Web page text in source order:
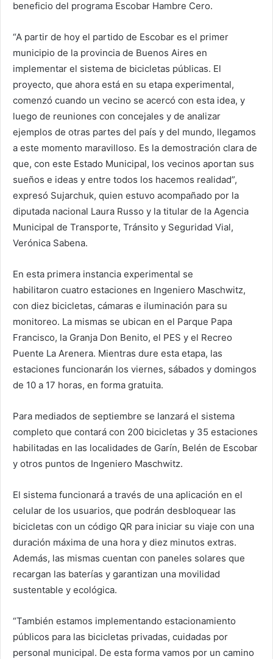
beneficio del programa Escobar Hambre Cero.
“A partir de hoy el partido de Escobar es el primer
municipio de la provincia de Buenos Aires en
implementar el sistema de bicicletas públicas. El
proyecto, que ahora está en su etapa experimental,
comenzó cuando un vecino se acercó con esta idea, y
luego de reuniones con concejales y de analizar
ejemplos de otras partes del país y del mundo, llegamos
a este momento maravilloso. Es la demostración clara de
que, con este Estado Municipal, los vecinos aportan sus
sueños e ideas y entre todos los hacemos realidad”,
expresó Sujarchuk, quien estuvo acompañado por la
diputada nacional Laura Russo y la titular de la Agencia
Municipal de Transporte, Tránsito y Seguridad Vial,
Verónica Sabena.
En esta primera instancia experimental se
habilitaron cuatro estaciones en Ingeniero Maschwitz,
con diez bicicletas, cámaras e iluminación para su
monitoreo. La mismas se ubican en el Parque Papa
Francisco, la Granja Don Benito, el PES y el Recreo
Puente La Arenera. Mientras dure esta etapa, las
estaciones funcionarán los viernes, sábados y domingos
de 10 a 17 horas, en forma gratuita.
Para mediados de septiembre se lanzará el sistema
completo que contará con 200 bicicletas y 35 estaciones
habilitadas en las localidades de Garín, Belén de Escobar
y otros puntos de Ingeniero Maschwitz.
El sistema funcionará a través de una aplicación en el
celular de los usuarios, que podrán desbloquear las
bicicletas con un código QR para iniciar su viaje con una
duración máxima de una hora y diez minutos extras.
Además, las mismas cuentan con paneles solares que
recargan las baterías y garantizan una movilidad
sustentable y ecológica.
“También estamos implementando estacionamiento
públicos para las bicicletas privadas, cuidadas por
personal municipal. De esta forma vamos por un camino